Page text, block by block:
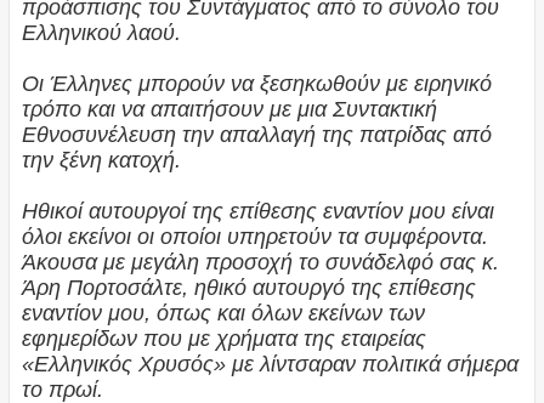
προάσπισης του Συντάγματος από το σύνολο του
Ελληνικού λαού.
Οι Έλληνες μπορούν να ξεσηκωθούν με ειρηνικό
τρόπο και να απαιτήσουν με μια Συντακτική
Εθνοσυνέλευση την απαλλαγή της πατρίδας από
την ξένη κατοχή.
Ηθικοί αυτουργοί της επίθεσης εναντίον μου είναι
όλοι εκείνοι οι οποίοι υπηρετούν τα συμφέροντα.
Άκουσα με μεγάλη προσοχή το συνάδελφό σας κ.
Άρη Πορτοσάλτε, ηθικό αυτουργό της επίθεσης
εναντίον μου, όπως και όλων εκείνων των
εφημερίδων που με χρήματα της εταιρείας
«Ελληνικός Χρυσός» με λίντσαραν πολιτικά σήμερα
το πρωί.